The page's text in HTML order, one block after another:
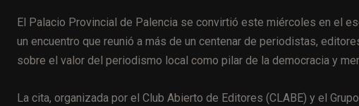
El Palacio Provincial de Palencia se convirtió este miércoles en el
un encuentro que reunió a más de un centenar de periodistas,
sobre el valor del periodismo local como pilar de la democracia y
La cita, organizada por el Club Abierto de Editores (CLABE) y el